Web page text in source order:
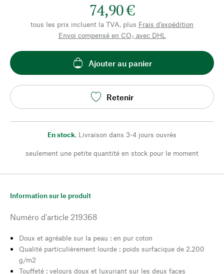
74,90 €
tous les prix incluent la TVA, plus Frais d'expédition
Envoi compensé en CO₂ avec DHL
Ajouter au panier
Retenir
En stock, Livraison dans 3-4 jours ouvrés
seulement une petite quantité en stock pour le moment
Information sur le produit
Numéro d'article 219368
Doux et agréable sur la peau : en pur coton
Qualité particulièrement lourde : poids surfacique de 2.200
g/m2
Touffeté : velours doux et luxuriant sur les deux faces